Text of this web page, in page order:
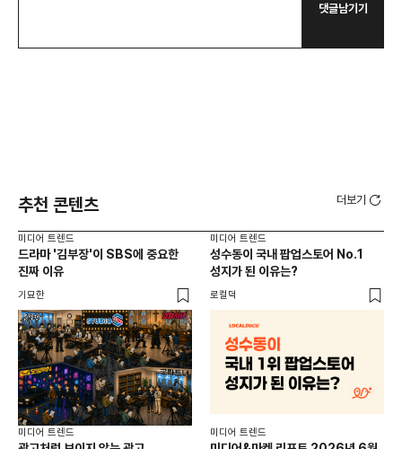
댓글남기기
추천 콘텐츠 더보기
미디어 트렌드
드라마 '김부장'이 SBS에 중요한
진짜 이유
기묘한
미디어 트렌드
성수동이 국내 팝업스토어 No.1
성지가 된 이유는?
로컬덕
미디어 트렌드 미디어 트렌드